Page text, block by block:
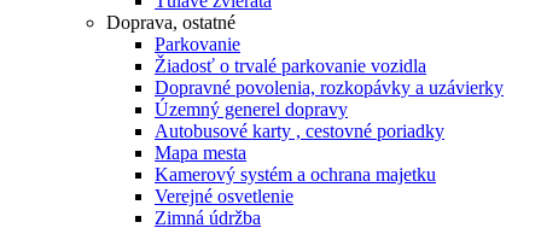
Doprava, ostatné
Parkovanie
Žiadosť o trvalé parkovanie vozidla
Dopravné povolenia, rozkopávky a uzávierky
Územný generel dopravy
Autobusové karty , cestovné poriadky
Mapa mesta
Kamerový systém a ochrana majetku
Verejné osvetlenie
Zimná údržba